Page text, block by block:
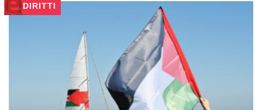
DIRITTI